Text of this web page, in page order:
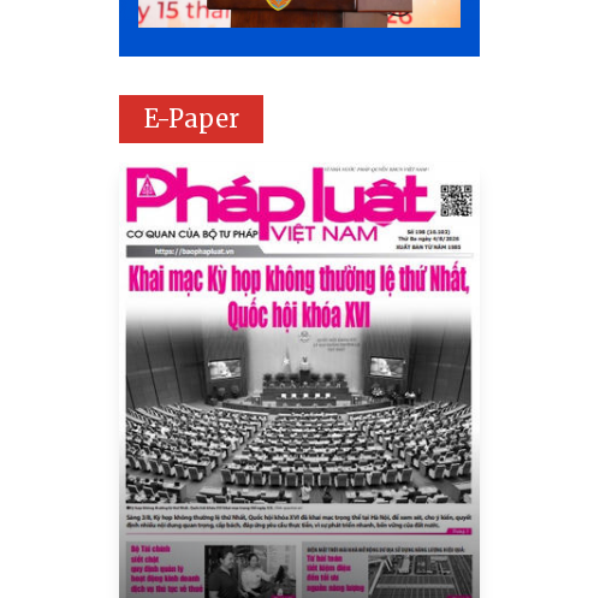
E-Paper